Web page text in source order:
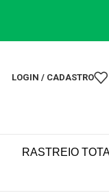
LOGIN / CADASTRO
RASTREIO